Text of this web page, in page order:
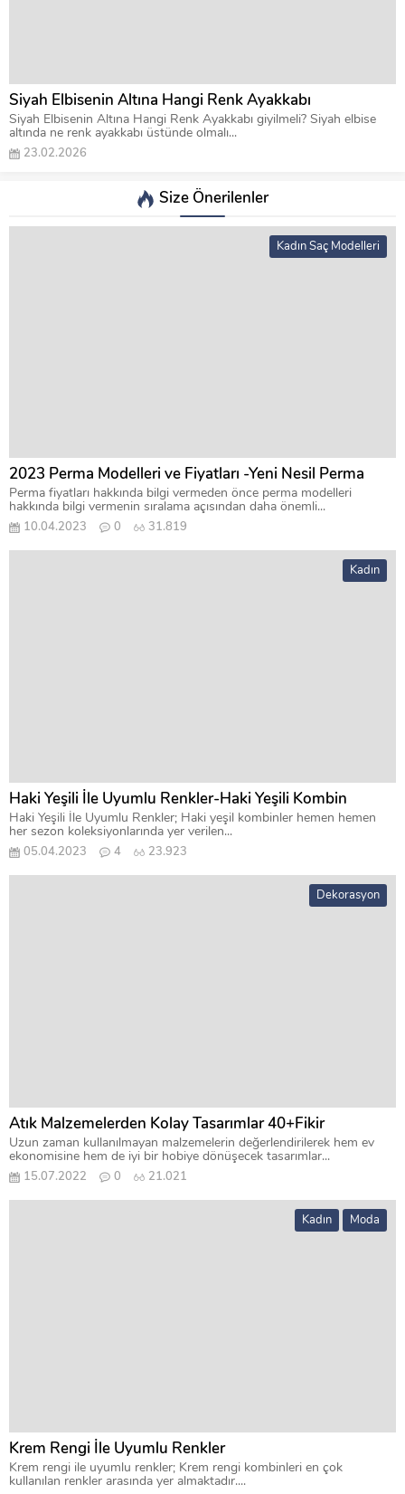
Siyah Elbisenin Altına Hangi Renk Ayakkabı
Siyah Elbisenin Altına Hangi Renk Ayakkabı giyilmeli? Siyah elbise
altında ne renk ayakkabı üstünde olmalı...
23.02.2026
Size Önerilenler
Kadın Saç Modelleri
2023 Perma Modelleri ve Fiyatları -Yeni Nesil Perma
Perma fiyatları hakkında bilgi vermeden önce perma modelleri
hakkında bilgi vermenin sıralama açısından daha önemli...
10.04.2023 0 31.819
Kadın
Haki Yeşili İle Uyumlu Renkler-Haki Yeşili Kombin
Haki Yeşili İle Uyumlu Renkler; Haki yeşil kombinler hemen hemen
her sezon koleksiyonlarında yer verilen...
05.04.2023 4 23.923
Dekorasyon
Atık Malzemelerden Kolay Tasarımlar 40+Fikir
Uzun zaman kullanılmayan malzemelerin değerlendirilerek hem ev
ekonomisine hem de iyi bir hobiye dönüşecek tasarımlar...
15.07.2022 0 21.021
Kadın Moda
Krem Rengi İle Uyumlu Renkler
Krem rengi ile uyumlu renkler; Krem rengi kombinleri en çok
kullanılan renkler arasında yer almaktadır....